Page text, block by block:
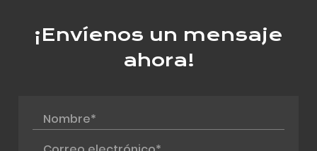
¡Envíenos un mensaje
ahora!